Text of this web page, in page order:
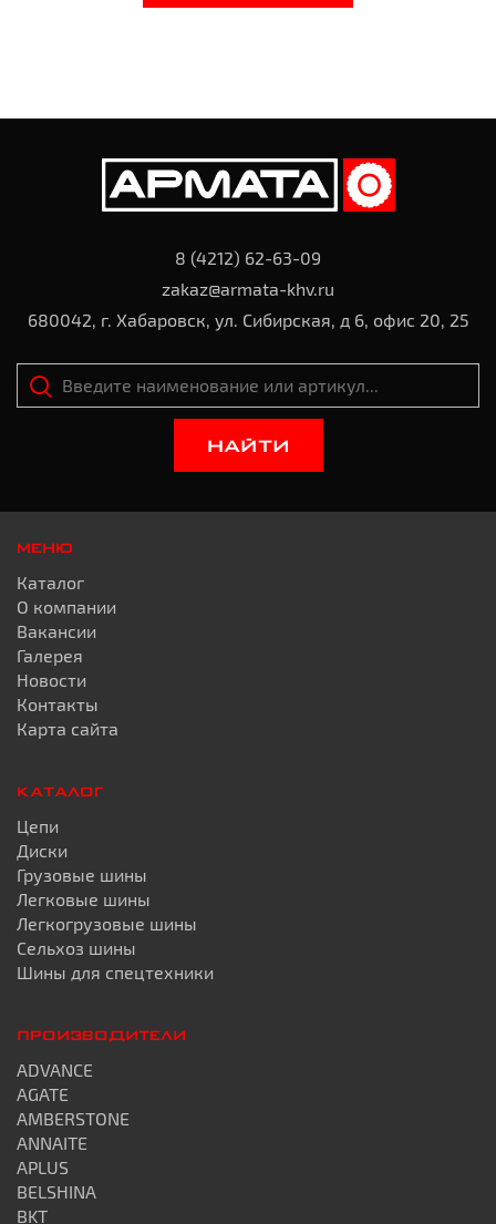
8 (4212) 62-63-09
zakaz@armata-khv.ru
680042, г. Хабаровск, ул. Сибирская, д 6, офис 20, 25
НАЙТИ
МЕНЮ
Каталог
О компании
Вакансии
Галерея
Новости
Контакты
Карта сайта
КАТАЛОГ
Цепи
Диски
Грузовые шины
Легковые шины
Легкогрузовые шины
Сельхоз шины
Шины для спецтехники
ПРОИЗВОДИТЕЛИ
ADVANCE
AGATE
AMBERSTONE
ANNAITE
APLUS
BELSHINA
BKT